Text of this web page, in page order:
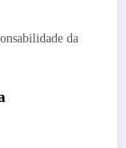
da